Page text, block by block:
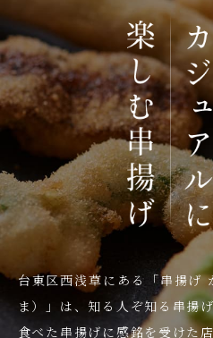
台東区西浅草にある 「串揚げ
ま）」は、 知る人ぞ知る串揚げ
食べた串揚げに感銘を 受けた